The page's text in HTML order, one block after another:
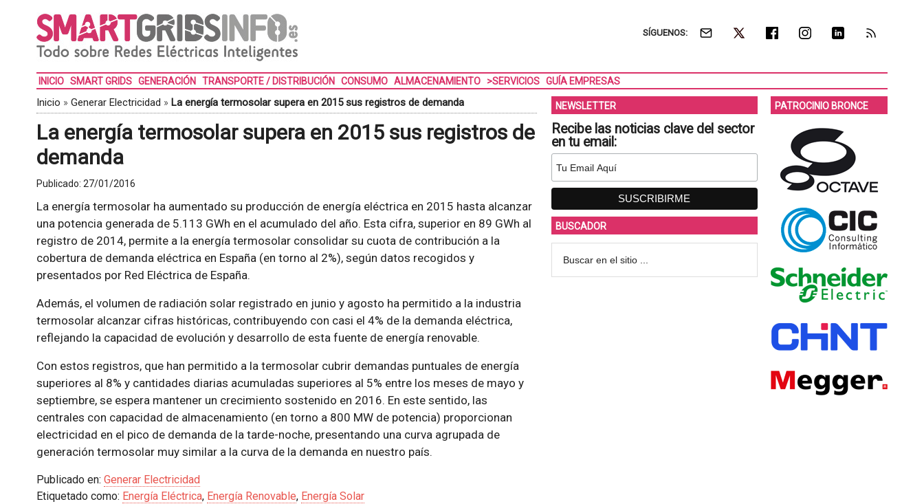
SÍGUENOS:
INICIO SMART GRIDS GENERACIÓN TRANSPORTE / DISTRIBUCIÓN CONSUMO ALMACENAMIENTO >SERVICIOS GUÍA EMPRESAS
Inicio » Generar Electricidad » La energía termosolar supera en 2015 sus registros de demanda
La energía termosolar supera en 2015 sus registros de
demanda
Publicado: 27/01/2016
La energía termosolar ha aumentado su producción de energía eléctrica en 2015 hasta alcanzar
una potencia generada de 5.113 GWh en el acumulado del año. Esta cifra, superior en 89 GWh al
registro de 2014, permite a la energía termosolar consolidar su cuota de contribución a la
cobertura de demanda eléctrica en España (en torno al 2%), según datos recogidos y
presentados por Red Eléctrica de España.
Además, el volumen de radiación solar registrado en junio y agosto ha permitido a la industria
termosolar alcanzar cifras históricas, contribuyendo con casi el 4% de la demanda eléctrica,
reflejando la capacidad de evolución y desarrollo de esta fuente de energía renovable.
Con estos registros, que han permitido a la termosolar cubrir demandas puntuales de energía
superiores al 8% y cantidades diarias acumuladas superiores al 5% entre los meses de mayo y
septiembre, se espera mantener un crecimiento sostenido en 2016. En este sentido, las
centrales con capacidad de almacenamiento (en torno a 800 MW de potencia) proporcionan
electricidad en el pico de demanda de la tarde-noche, presentando una curva agrupada de
generación termosolar muy similar a la curva de la demanda en nuestro país.
Publicado en: Generar Electricidad
Etiquetado como: Energía Eléctrica, Energía Renovable, Energía Solar
NEWSLETTER
Recibe las noticias clave del sector
en tu email:
BUSCADOR
PATROCINIO BRONCE